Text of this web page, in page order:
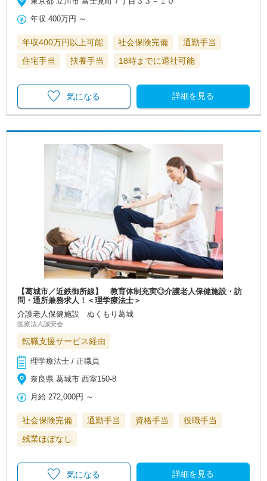
年収 400万円 ～
年収400万円以上可能 社会保険完備
通勤手当
住宅手当
扶養手当 18時までに退社可能
詳細を見る
気になる
【葛城市／近鉄御所線】 教育体制充実◎介護老人保健施設・訪
問・通所兼務求人！＜理学療法士＞
介護老人保健施設 ぬくもり葛城
医療法人誠安会
転職支援サービス経由
理学療法士 / 正職員
奈良県 葛城市 西室150-8
月給 272,000円 ～
社会保険完備 通勤手当 資格手当
役職手当
残業ほぼなし
詳細を見る
気になる